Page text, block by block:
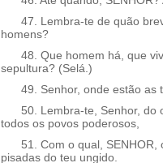
47. Lembra-te de quão
homens?
48. Que homem há, que
sepultura? (Selá.)
49. Senhor, onde estão as
50. Lembra-te, Senhor, do
todos os povos poderosos,
51. Com o qual,
pisadas do teu ungido.